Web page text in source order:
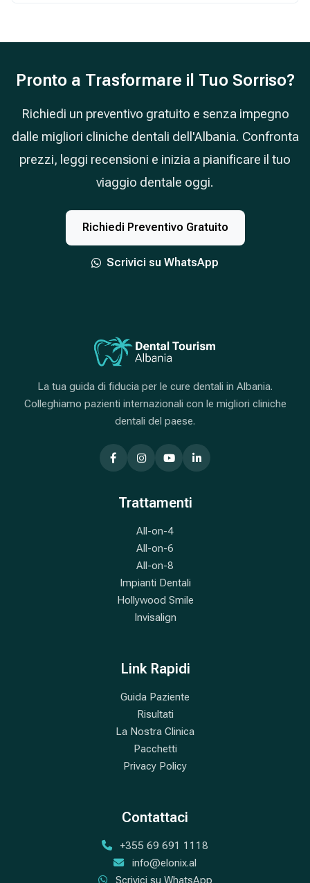
Pronto a Trasformare il Tuo Sorriso?
Richiedi un preventivo gratuito e senza impegno
dalle migliori cliniche dentali dell'Albania. Confronta
prezzi, leggi recensioni e inizia a pianificare il tuo
viaggio dentale oggi.
Richiedi Preventivo Gratuito
Scrivici su WhatsApp
La tua guida di fiducia per le cure dentali in Albania.
Colleghiamo pazienti internazionali con le migliori cliniche
dentali del paese.
Trattamenti
All-on-4
All-on-6
All-on-8
Impianti Dentali
Hollywood Smile
Invisalign
Link Rapidi
Guida Paziente
Risultati
La Nostra Clinica
Pacchetti
Privacy Policy
Contattaci
+355 69 691 1118
info@elonix.al